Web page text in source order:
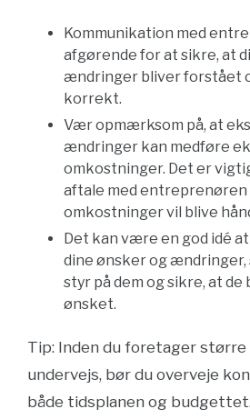
Kommunikation med
afgørende for at sikre, at
ændringer bliver forstået
korrekt.
Vær opmærksom på, at
ændringer kan medføre
omkostninger. Det er
aftale med entreprenøren
omkostninger vil blive
Det kan være en god idé
dine ønsker og ændringer,
styr på dem og sikre, at
ønsket.
Tip: Inden du foretager
undervejs, bør du overveje
både tidsplanen og